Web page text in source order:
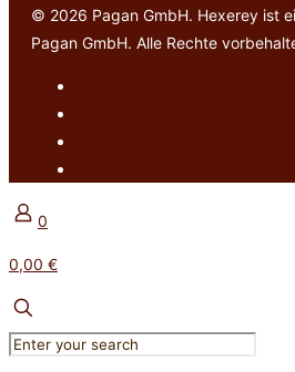
© 2026 Pagan GmbH. Hexerey ist
Pagan GmbH. Alle Rechte
0
0,00 €